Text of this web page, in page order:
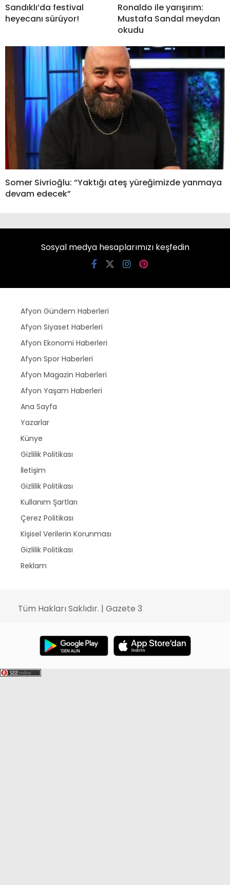
Sandıklı’da festival
heyecanı sürüyor!
Ronaldo ile yarışırım:
Mustafa Sandal meydan
okudu
Somer Sivrioğlu: “Yaktığı ateş yüreğimizde yanmaya
devam edecek”
Sosyal medya hesaplarımızı keşfedin
Afyon Gündem Haberleri
Afyon Siyaset Haberleri
Afyon Ekonomi Haberleri
Afyon Spor Haberleri
Afyon Magazin Haberleri
Afyon Yaşam Haberleri
Ana Sayfa
Yazarlar
Künye
Gizlilik Politikası
İletişim
Gizlilik Politikası
Kullanım Şartları
Çerez Politikası
Kişisel Verilerin Korunması
Gizlilik Politikası
Reklam
Tüm Hakları Saklıdır. | Gazete 3